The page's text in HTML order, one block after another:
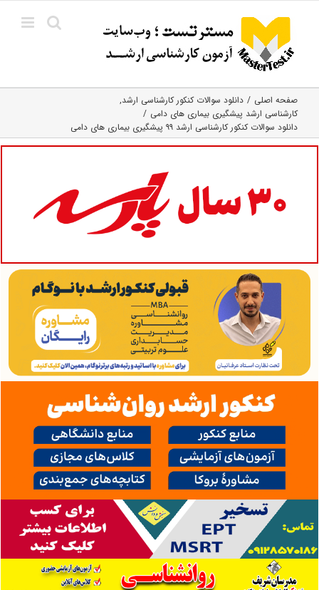
content
صفحه اصلی
دانلود سوالات کنکور کارشناسی ارشد
کارشناسی ارشد پیشگیری بیماری‌ های دامی
دانلود سوالات کنکور کارشناسی ارشد ۹۹ پیشگیری بیماری های دامی